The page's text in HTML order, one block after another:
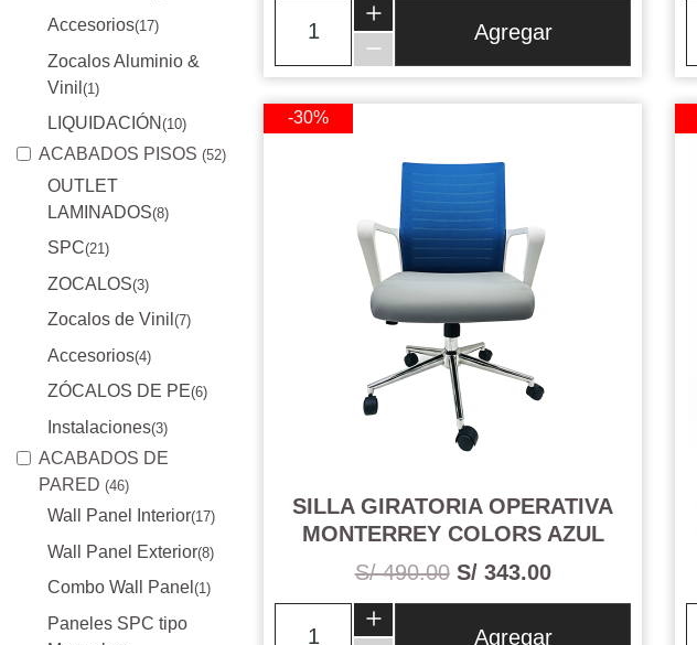
Accesorios(17)
Zocalos Aluminio &
Vinil (1)
LIQUIDACIÓN (10)
ACABADOS PISOS (52)
OUTLET
LAMINADOS(8)
SPC(21)
ZOCALOS(3)
Zocalos de Vinil (7)
Accesorios(4)
ZÓCALOS DE PE(6)
Instalaciones(3)
ACABADOS DE
PARED (46)
Wall Panel Interior(17)
Wall Panel Exterior(8)
Combo Wall Panel (1)
Paneles SPC tipo
Agregar
-30%
SILLA GIRATORIA OPERATIVA
MONTERREY COLORS AZUL
S/ 490.00 S/ 343.00
Agregar